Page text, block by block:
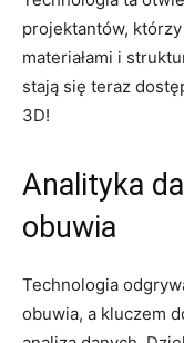
‍projektantów,⁤
materiałami i
stają się teraz⁣
3D!
Analityka
obuwia
Technologia
obuwia, a ⁤kluczem